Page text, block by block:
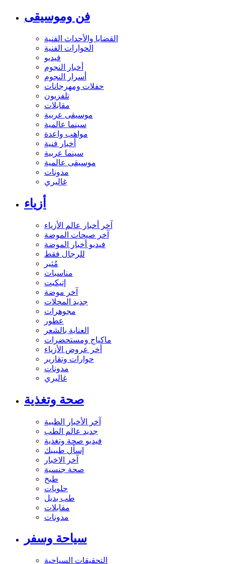
فن وموسيقى
القضايا والأحداث الفنية
الحوارات الفنية
فيديو
أخبار النجوم
أسرار النجوم
حفلات ومهرجانات
تلفزيون
مقابلات
موسيقى عربية
سينما عالمية
مواهب واعدة
أخبار فنية
سينما عربية
موسيقى عالمية
مدونات
غاليري
أزياء
آخر أخبار عالم الأزياء
آخر صيحات الموضة
فيديو أخبار الموضة
للرجال فقط
مُثير
مناسبات
إتيكيت
آخر موضة
جديد المحلات
مجوهرات
عطور
العناية بالشعر
ماكياج ومستحضرات
أخر عروض الأزياء
حوارات وتقارير
مدونات
غاليري
صحة وتغذية
آخر الأخبار الطبية
جديد عالم الطب
فيديو صحة وتغذية
إسأل طبيبك
آخر الاخبار
صحة جنسية
طبخ
حلويات
طب بديل
مقابلات
مدونات
سياحة وسفر
التحقيقات السياحية